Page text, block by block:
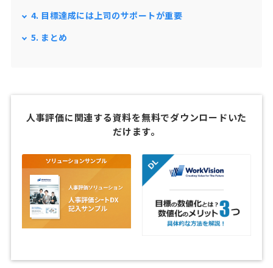
4. 目標達成には上司のサポートが重要
5. まとめ
人事評価に関連する資料を無料でダウンロードいた
だけます。